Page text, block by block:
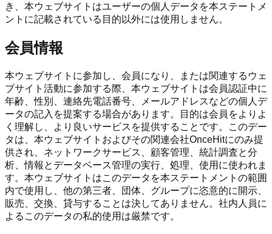
き、本ウェブサイトはユーザーの個人データを本ステートメ
ントに記載されている目的以外には使用しません。
会員情報
本ウェブサイトに参加し、会員になり、または関連するウェ
ブサイト活動に参加する際、本ウェブサイトは会員認証中に
年齢、性別、連絡先電話番号、メールアドレスなどの個人デ
ータの記入を提案する場合があります。目的は会員をよりよ
く理解し、より良いサービスを提供することです。このデー
タは、本ウェブサイトおよびその関連会社OnceHitにのみ提
供され、ネットワークサービス、顧客管理、統計調査と分
析、情報とデータベース管理の実行、処理、使用に使われま
す。本ウェブサイトはこのデータを本ステートメントの範囲
内で使用し、他の第三者、団体、グループに恣意的に開示、
販売、交換、貸与することは決してありません。社内人員に
よるこのデータの私的使用は厳禁です。